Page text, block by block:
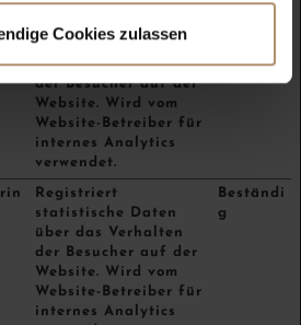
Cookies zulassen
Registriert
statistische Daten
über das Verhalten
der Besucher auf der
Website. Wird vom
Website-Betreiber für
internes Analytics
verwendet.
Registriert
statistische Daten
über das Verhalten
der Besucher auf der
Website. Wird vom
Website-Betreiber für
internes Analytics
Beständi
g